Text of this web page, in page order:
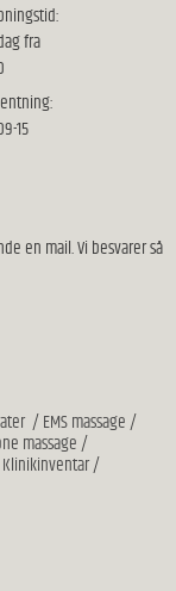
fra
15
en mail. Vi besvarer så
/EMS massage/
massage/
Klinikinventar/